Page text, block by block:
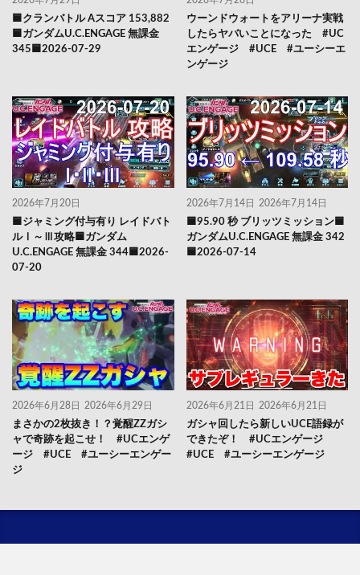
🟦クランバトル Aスコア 153,882
🟦ガンダムU.C.ENGAGE 無課金
345🟦2026-07-29
ウーンドウォートをアリーナ実戦
したらヤバいことになった #UC
エンゲージ #UCE #ユーシーエ
ンゲージ
2026年7月20日
🟦ジャミング付与有り レイドバト
ルⅠ～Ⅲ攻略🟦ガンダム
U.C.ENGAGE 無課金 344🟦2026-
07-20
2026年7月14日 2026年7月14日
🟦95.90 秒 ブリッツミッション🟦
ガンダムU.C.ENGAGE 無課金 342
🟦2026-07-14
2026年6月28日 2026年6月29日
まさかの2枚抜き！？覚醒ZZガシ
ャで奇跡を起こせ！ #UCエンゲ
ージ #UCE #ユーシーエンゲー
ジ
2026年6月21日 2026年6月21日
ガシャ回したら新しいUCE語録が
できたぞ！ #UCエンゲージ
#UCE #ユーシーエンゲージ